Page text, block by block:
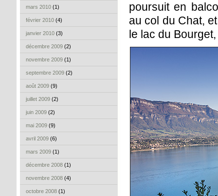
mars 2010 (1)
février 2010 (4)
janvier 2010 (3)
décembre 2009 (2)
novembre 2009 (1)
septembre 2009 (2)
août 2009 (9)
juillet 2009 (2)
juin 2009 (2)
mai 2009 (9)
avril 2009 (6)
mars 2009 (1)
décembre 2008 (1)
novembre 2008 (4)
octobre 2008 (1)
poursuit en
au col du Chat,
le lac du